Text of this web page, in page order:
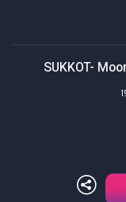
SUKKOT-